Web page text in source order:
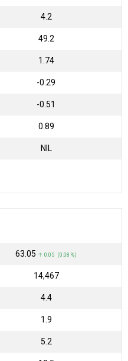
4.2
49.2
1.74
-0.29
-0.51
0.89
NIL
₹63.05 ↑ 0.05 (0.08 %)
₹14,467
4.4
1.9
5.2